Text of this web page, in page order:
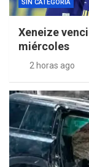
SIN CATEGORIA
Xeneize
miércoles
2 horas ago